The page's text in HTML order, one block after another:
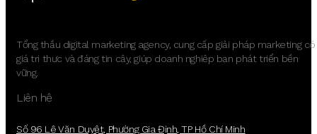
Tổng thầu digital marketing agency, cung cấp giải pháp marketing có
giá trị thực và đáng tin cậy, giúp doanh nghiệp bạn phát triển bền
vững.
Liên hệ
Số 96 Lê Văn Duyệt, Phường Gia Định, TP Hồ Chí Minh